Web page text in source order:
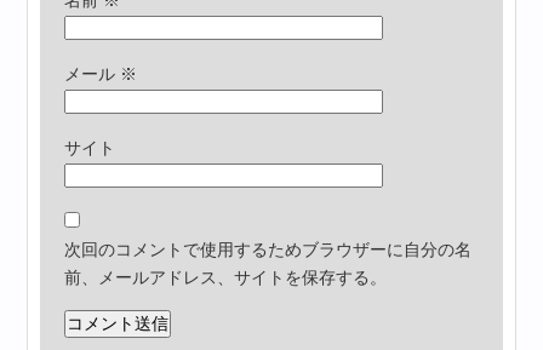
メール ※
サイト
次回のコメントで使用するためブラウザーに自分の名
前、メールアドレス、サイトを保存する。